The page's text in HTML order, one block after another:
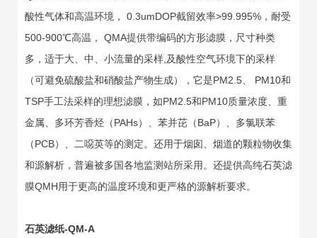
酸性气体和高温环境， 0.3umDOP截留效率>99.995%，耐受
500-900℃高温， QMA提供带编码的方形滤膜，尺寸种类
多，适于大、中、小流量的采样,及酸性空气环境下的采样
（可避免硫酸盐和硝酸盐产物生成），它是PM2.5、 PM10和
TSP手工法采样的理想滤膜，如PM2.5和PM10质量浓度、重
金属、多环芳香烃（PAHs）、苯并芘（BaP）、多氯联苯
（PCB）、二噁英等的测定。还用于烟囱、烟道的颗粒物收集
和源解析，普遍被多国各地监测站所采用。还提供高纯石英滤
膜QMH用于更高的温度环境和更严格的源解析要求。
石英滤纸-QM-A